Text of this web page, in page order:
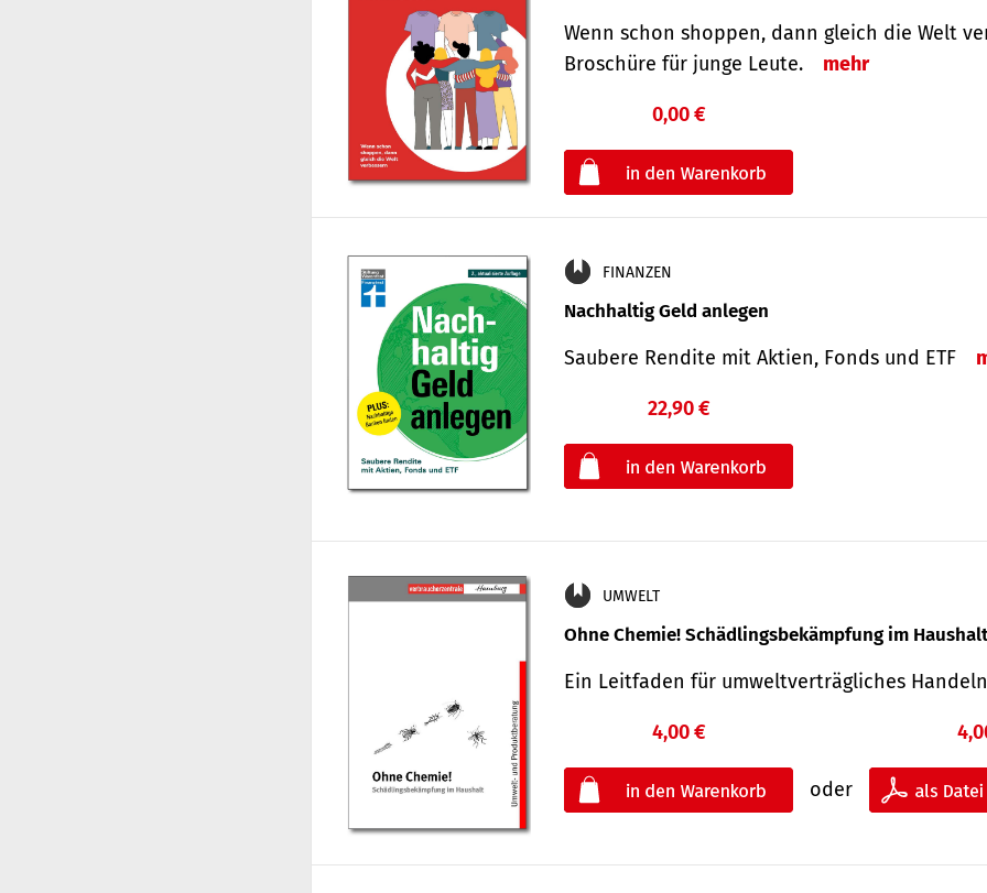
Wenn schon shoppen, dann gleich die Welt
Broschüre für junge Leute.
mehr
0,00 €
FINANZEN
Nachhaltig Geld anlegen
Saubere Rendite mit Aktien, Fonds und ETF
22,90 €
UMWELT
Ohne Chemie! Schädlingsbekämpfung im Haushalt
Ein Leitfaden für um­welt­ver­träg­liches Han­deln
4,00 €
oder